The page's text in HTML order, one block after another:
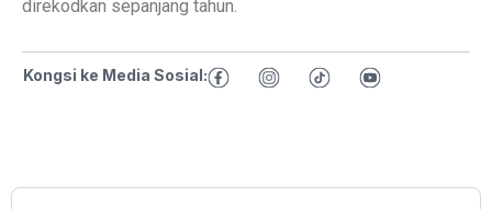
direkodkan sepanjang tahun.
Kongsi ke Media Sosial: